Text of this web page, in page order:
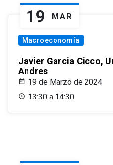
19 MAR
Macroeconomía
Javier Garcia Cicco,
Andres
19 de Marzo de 2024
13:30 a 14:30